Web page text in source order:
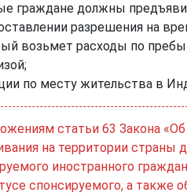
граждане должны
разрешения на
возьмет расходы по
по месту жительства в
статьи 63 Закона
на территории
иностранного
спонсируемого, а также